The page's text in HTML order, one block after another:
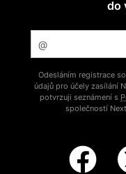
do
Odesláním registrace
údajů pro účely zasílání
potvrzuji seznámení s
společností